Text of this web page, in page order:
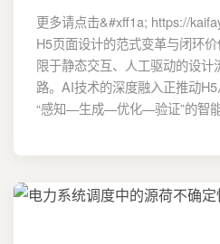
更多请点击&#xff1a; https://
H5页面设计的范式变革与闭环
限于静态交互、人工驱动的设
路。AI技术的深度融入正推动
“感知—生成—优化—验证”的智